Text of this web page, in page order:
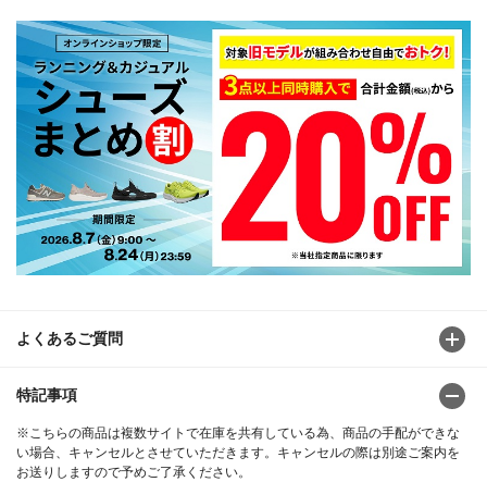
よくあるご質問
特記事項
※こちらの商品は複数サイトで在庫を共有している為、商品の手配ができな
い場合、キャンセルとさせていただきます。キャンセルの際は別途ご案内を
お送りしますので予めご了承ください。